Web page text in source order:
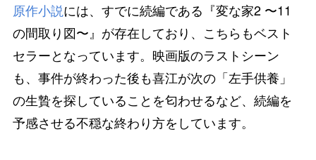
原作小説には、すでに続編である『変な家2 〜11
の間取り図〜』が存在しており、こちらもベスト
セラーとなっています。映画版のラストシーン
も、事件が終わった後も喜江が次の「左手供養」
の生贄を探していることを匂わせるなど、続編を
予感させる不穏な終わり方をしています。